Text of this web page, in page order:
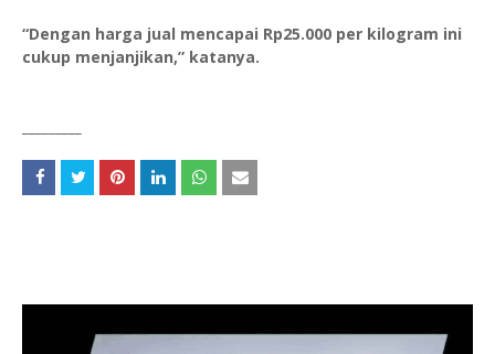
“Dengan harga jual mencapai Rp25.000 per kilogram ini
cukup menjanjikan,” katanya.